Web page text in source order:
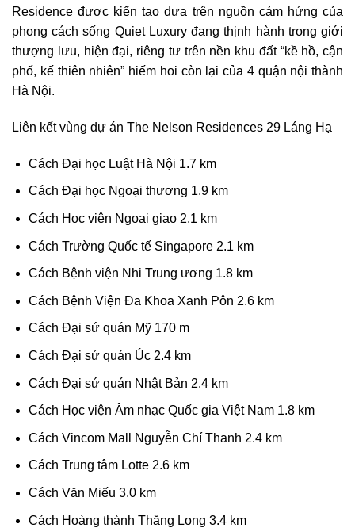
Residence được kiến tạo dựa trên nguồn cảm hứng của
phong cách sống Quiet Luxury đang thịnh hành trong giới
thượng lưu, hiện đại, riêng tư trên nền khu đất “kề hồ, cận
phố, kế thiên nhiên” hiếm hoi còn lại của 4 quận nội thành
Hà Nội.
Liên kết vùng dự án The Nelson Residences 29 Láng Hạ
Cách Đại học Luật Hà Nội 1.7 km
Cách Đại học Ngoại thương 1.9 km
Cách Học viện Ngoại giao 2.1 km
Cách Trường Quốc tế Singapore 2.1 km
Cách Bệnh viện Nhi Trung ương 1.8 km
Cách Bệnh Viện Đa Khoa Xanh Pôn 2.6 km
Cách Đại sứ quán Mỹ 170 m
Cách Đại sứ quán Úc 2.4 km
Cách Đại sứ quán Nhật Bản 2.4 km
Cách Học viện Âm nhạc Quốc gia Việt Nam 1.8 km
Cách Vincom Mall Nguyễn Chí Thanh 2.4 km
Cách Trung tâm Lotte 2.6 km
Cách Văn Miếu 3.0 km
Cách Hoàng thành Thăng Long 3.4 km